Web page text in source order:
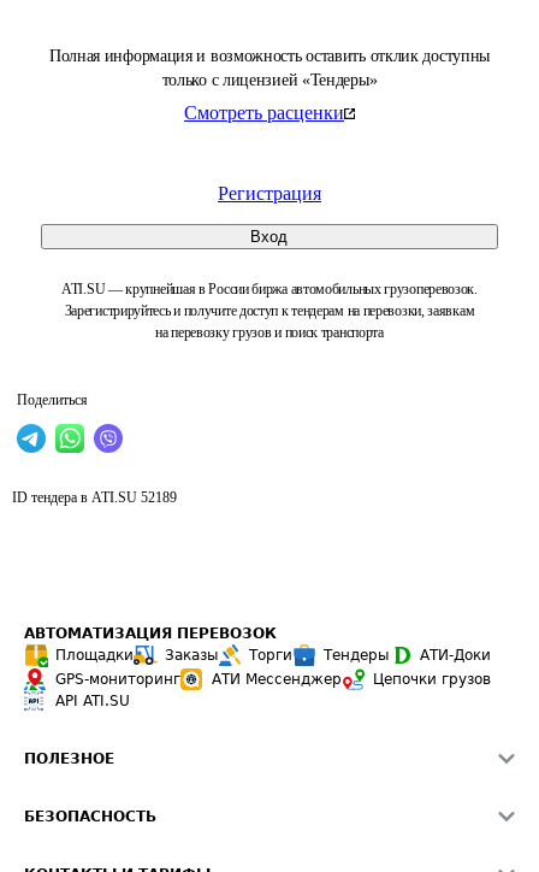
Полная информация и возможность оставить отклик доступны
только с лицензией «Тендеры»
Смотреть расценки
Регистрация
Вход
ATI.SU — крупнейшая в России биржа автомобильных грузоперевозок.
Зарегистрируйтесь и получите доступ к тендерам на перевозки, заявкам
на перевозку грузов и поиск транспорта
Поделиться
ID тендера в ATI.SU 52189
АВТОМАТИЗАЦИЯ ПЕРЕВОЗОК
Площадки
Заказы Торги Тендеры
АТИ-Доки
GPS-мониторинг
АТИ Мессенджер
Цепочки грузов
API ATI.SU
ПОЛЕЗНОЕ
Звезды ATI.SU на вашем сайте
БЕЗОПАСНОСТЬ